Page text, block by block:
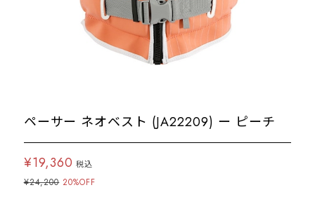
ペーサー ネオベスト (JA22209) ー ピーチ
¥19,360 税込
¥24,200 20%OFF